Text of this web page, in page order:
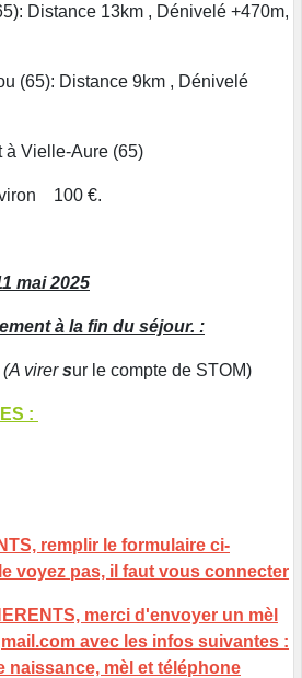
Distance 13km , Dénivelé +470m,
(65): Distance 9km , Dénivelé
à Vielle-Aure (65)
100 €.
mai 2025
à la fin du séjour. :
virersur le compte de STOM)
:
remplir le formulaire ci-
voyez pas, il faut vous connecter
merci d'envoyer un mèl
avec les infos suivantes :
naissance, mèl et téléphone